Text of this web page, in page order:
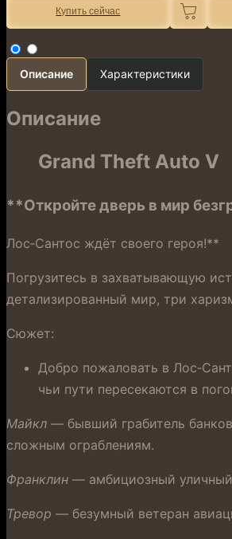
Купить сейчас
Описание Характеристики
Описание
Grand Theft Auto V
**Откройте дверь в мир
Лос‑Сантос ждёт своего героя!**
Погрузитесь в захватывающую
детализированный мир, три
Сюжет:
Добро пожаловать в
чьи пути пересекаются в
Майкл — бывший грабитель
сложным ограблениям.
Франклин — амбициозный
Тревор — безумный ветеран